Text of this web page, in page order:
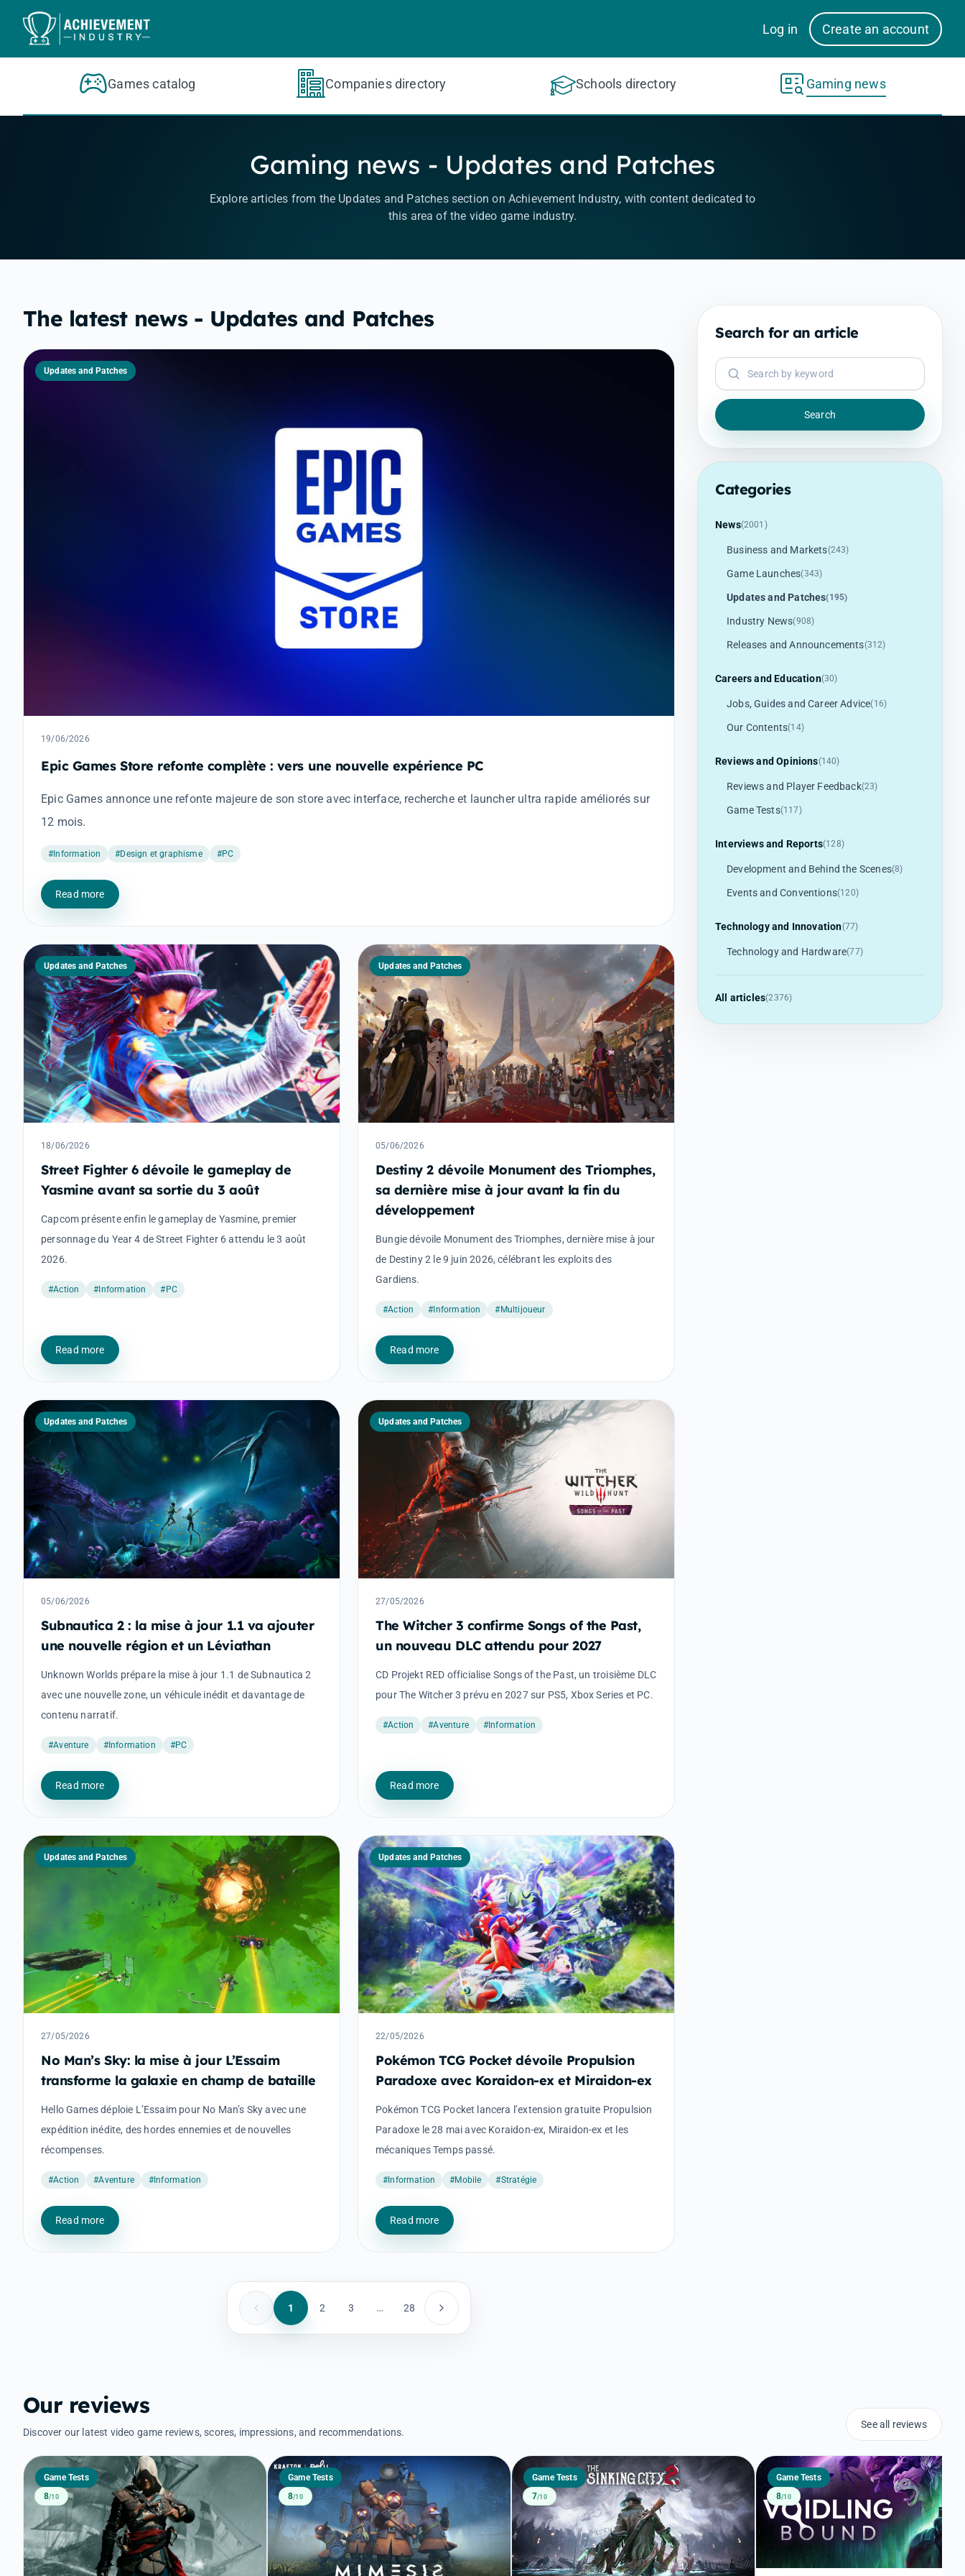
Skip to content
Log in
Create an account
Games catalog Companies directory Schools directory Gaming news
Gaming news - Updates and Patches
Explore articles from the Updates and Patches section on Achievement Industry, with content dedicated to
this area of the video game industry.
The latest news - Updates and Patches
Updates and Patches
19/06/2026
Epic Games Store refonte complète : vers une nouvelle expérience PC
Epic Games annonce une refonte majeure de son store avec interface, recherche et launcher ultra rapide améliorés sur
12 mois.
#Information #Design et graphisme #PC
Read more
Updates and Patches
18/06/2026
Street Fighter 6 dévoile le gameplay de
Yasmine avant sa sortie du 3 août
Capcom présente enfin le gameplay de Yasmine, premier
personnage du Year 4 de Street Fighter 6 attendu le 3 août
2026.
#Action #Information #PC
Read more
Updates and Patches
05/06/2026
Destiny 2 dévoile Monument des Triomphes,
sa dernière mise à jour avant la fin du
développement
Bungie dévoile Monument des Triomphes, dernière mise à jour
de Destiny 2 le 9 juin 2026, célébrant les exploits des
Gardiens.
#Action #Information #Multijoueur
Read more
Updates and Patches
05/06/2026
Subnautica 2 : la mise à jour 1.1 va ajouter
une nouvelle région et un Léviathan
Unknown Worlds prépare la mise à jour 1.1 de Subnautica 2
avec une nouvelle zone, un véhicule inédit et davantage de
contenu narratif.
#Aventure #Information #PC
Read more
Updates and Patches
27/05/2026
The Witcher 3 confirme Songs of the Past,
un nouveau DLC attendu pour 2027
CD Projekt RED officialise Songs of the Past, un troisième DLC
pour The Witcher 3 prévu en 2027 sur PS5, Xbox Series et PC.
#Action #Aventure #Information
Read more
Updates and Patches
27/05/2026
No Man’s Sky: la mise à jour L’Essaim
transforme la galaxie en champ de bataille
Hello Games déploie L’Essaim pour No Man’s Sky avec une
expédition inédite, des hordes ennemies et de nouvelles
récompenses.
#Action #Aventure #Information
Read more
Updates and Patches
22/05/2026
Pokémon TCG Pocket dévoile Propulsion
Paradoxe avec Koraidon-ex et Miraidon-ex
Pokémon TCG Pocket lancera l’extension gratuite Propulsion
Paradoxe le 28 mai avec Koraidon-ex, Miraidon-ex et les
mécaniques Temps passé.
#Information #Mobile #Stratégie
Read more
1 2 3 … 28
Search for an article
Search for an article by keyword
Search
Categories
News(2001)
Business and Markets(243)
Game Launches(343)
Updates and Patches(195)
Industry News(908)
Releases and Announcements(312)
Careers and Education(30)
Jobs, Guides and Career Advice(16)
Our Contents(14)
Reviews and Opinions(140)
Reviews and Player Feedback(23)
Game Tests(117)
Interviews and Reports(128)
Development and Behind the Scenes(8)
Events and Conventions(120)
Technology and Innovation(77)
Technology and Hardware(77)
All articles(2376)
Our reviews
Discover our latest video game reviews, scores, impressions, and recommendations.
See all reviews
Game Tests
8/10
Game Tests
8/10
Game Tests
7/10
Game Tests
8/10